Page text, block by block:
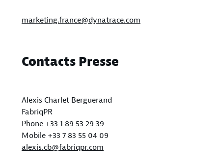
marketing.france@dynatrace.com
Contacts Presse
Alexis Charlet Berguerand
FabriqPR
Phone +33 1 89 53 29 39
Mobile +33 7 83 55 04 09
alexis.cb@fabriqpr.com